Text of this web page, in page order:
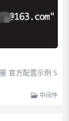
官方配置示例 S
中间件